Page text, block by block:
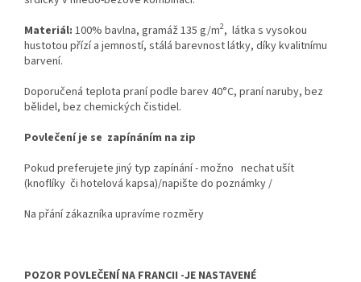
Materiál: 100% bavlna, gramáž 135 g/m2, látka s vysokou
hustotou přízí a jemností, stálá barevnost látky, díky kvalitnímu
barvení.
Doporučená teplota praní podle barev 40°C, praní naruby, bez
bělidel, bez chemických čistidel.
Povlečení je se zapínáním na zip
Pokud preferujete jiný typ zapínání - možno nechat ušít
(knoflíky či hotelová kapsa)/napište do poznámky /
Na přání zákazníka upravíme rozměry
POZOR POVLEČENÍ NA FRANCII -JE NASTAVENÉ